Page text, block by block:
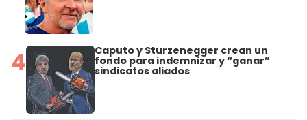
4 Caputo y Sturzenegger crean un
fondo para indemnizar y “ganar”
sindicatos aliados